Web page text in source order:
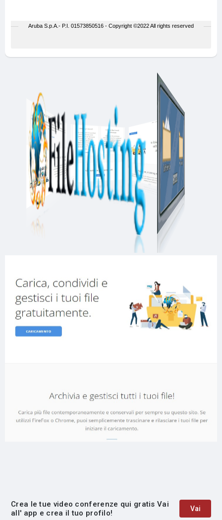
Crea le tue video conferenze qui gratis Vai
all' app e crea il tuo profilo!
Vai